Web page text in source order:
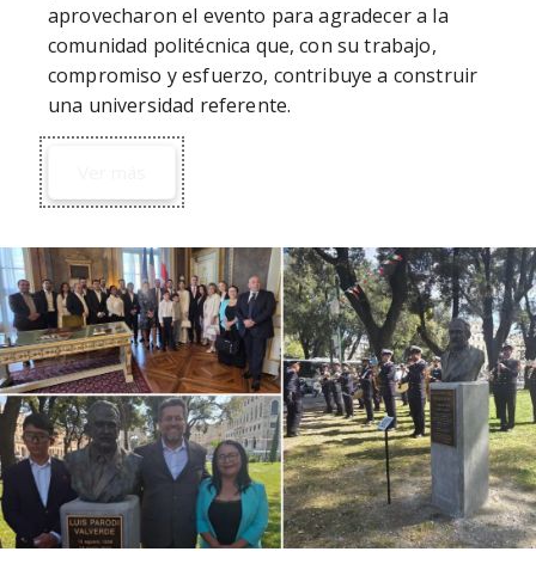
aprovecharon el evento para agradecer a la
comunidad politécnica que, con su trabajo,
compromiso y esfuerzo, contribuye a construir
una universidad referente.